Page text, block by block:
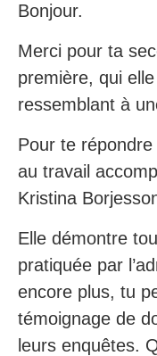
Bonjour.
Merci pour ta
première, qui elle
ressemblant à
Pour te
au travail
Kristina
Elle démontre
pratiquée par
encore plus, tu
témoignage de
leurs enquêtes.